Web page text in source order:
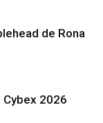
de Rona
Cybex 2026